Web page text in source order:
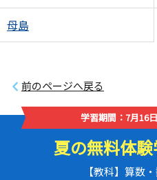
母島
前のページへ戻る
学習期間：7月16
夏の無料体験
【教科】算数